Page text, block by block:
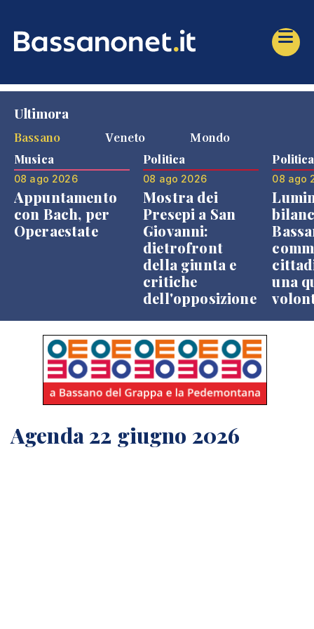
Ultimora
Bassano
Veneto Mondo
Musica
08 ago 2026
Appuntamento
con Bach, per
Operaestate
Politica
08 ago 2026
Mostra dei
Presepi a San
Giovanni:
dietrofront
della giunta e
critiche
dell'opposizione
Politica
08 ago
una
Agenda 22 giugno 2026